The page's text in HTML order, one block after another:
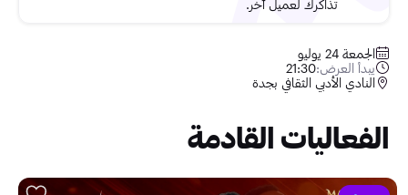
تذاكرك لعميل آخر.
الجمعة 24 يوليو
يبدأ العرض:21:30
النادي الأدبي الثقافي بجدة
الفعاليات القادمة